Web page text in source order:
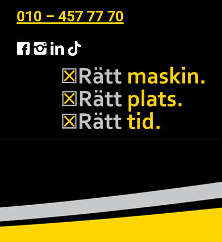
010 – 457 77 70